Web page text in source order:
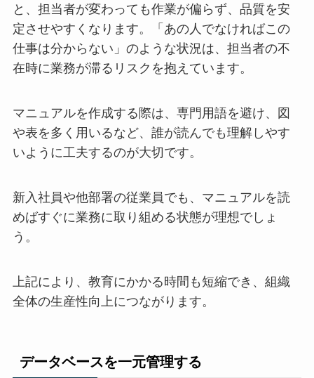
と、担当者が変わっても作業が偏らず、品質を安
定させやすくなります。「あの人でなければこの
仕事は分からない」のような状況は、担当者の不
在時に業務が滞るリスクを抱えています。
マニュアルを作成する際は、専門用語を避け、図
や表を多く用いるなど、誰が読んでも理解しやす
いように工夫するのが大切です。
新入社員や他部署の従業員でも、マニュアルを読
めばすぐに業務に取り組める状態が理想でしょ
う。
上記により、教育にかかる時間も短縮でき、組織
全体の生産性向上につながります。
データベースを一元管理する